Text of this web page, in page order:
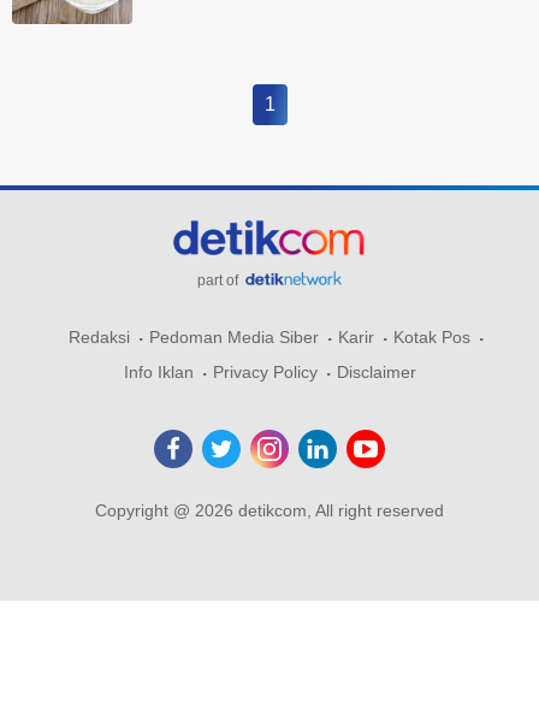
1
part of
Redaksi Pedoman Media Siber Karir
Kotak Pos
Info Iklan
Privacy Policy Disclaimer
Copyright @ 2026 detikcom, All right reserved